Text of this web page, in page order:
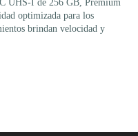
UHS-I de 256 GB, Premium
optimizada para los
brindan velocidad y